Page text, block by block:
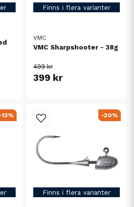
Finns i flera varianter
VMC
VMC Sharpshooter - 38g
499 kr
399 kr
-13%
Finns i flera varianter
-20%